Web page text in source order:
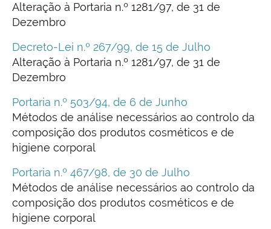
Alteração à Portaria n.º 1281/97, de 31 de
Dezembro
Decreto-Lei n.º 267/99, de 15 de Julho
Alteração à Portaria n.º 1281/97, de 31 de
Dezembro
Portaria n.º 503/94, de 6 de Junho
Métodos de análise necessários ao controlo da
composição dos produtos cosméticos e de
higiene corporal
Portaria n.º 467/98, de 30 de Julho
Métodos de análise necessários ao controlo da
composição dos produtos cosméticos e de
higiene corporal